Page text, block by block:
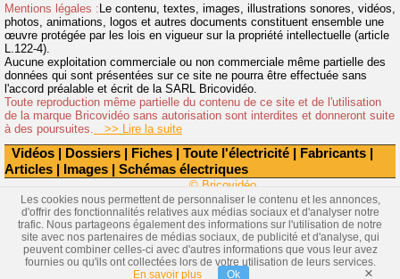
Vidéos | Dossiers | Fiches | Toute l'électricité | Fabricants |
Articles | Images | Schémas électriques
Mentions légales :Le contenu, textes, images, illustrations sonores, vidéos,
photos, animations, logos et autres documents constituent ensemble une
œuvre protégée par les lois en vigueur sur la propriété intellectuelle (article
L.122-4).
Aucune exploitation commerciale ou non commerciale même partielle des
données qui sont présentées sur ce site ne pourra être effectuée sans
l'accord préalable et écrit de la SARL Bricovidéo.
Toute reproduction même partielle du contenu de ce site et de l'utilisation
de la marque Bricovidéo sans autorisation sont interdites et donneront suite
à des poursuites.
>> Lire la suite
© Bricovidéo
Les cookies nous permettent de personnaliser le contenu et les annonces,
d'offrir des fonctionnalités relatives aux médias sociaux et d'analyser notre
trafic. Nous partageons également des informations sur l'utilisation de notre
site avec nos partenaires de médias sociaux, de publicité et d'analyse, qui
peuvent combiner celles-ci avec d'autres informations que vous leur avez
fournies ou qu'ils ont collectées lors de votre utilisation de leurs services.
En savoir plus
Ok ×